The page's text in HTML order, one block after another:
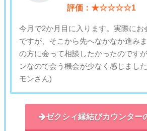
評価：★☆☆☆☆1
今月で2か月目に入ります。実際にお
ですが、そこから先へなかなか進み
の方に会って相談したかったのです
ンなので会う機会が少なく感じまし
モンさん)
ゼクシィ縁結びカウンター